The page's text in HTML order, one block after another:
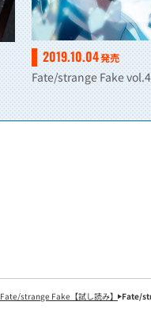
2019.10.04発売
Fate/strange Fake vol.4
Fate/strange Fake【試し読み】 Fate/